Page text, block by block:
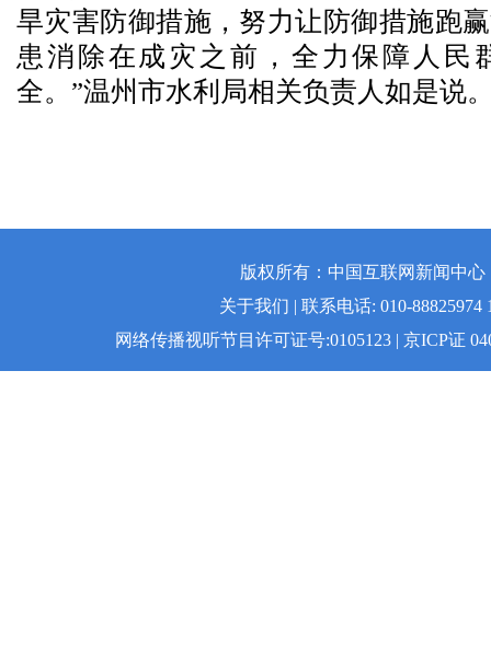
旱灾害防御措施，努力让防御措施跑
患消除在成灾之前，全力保障人民
全。”温州市水利局相关负责人如是说
版权所有：中国互联网新闻中
关于我们 | 联系电话: 010-88825974
网络传播视听节目许可证号:0105123 | 京ICP证